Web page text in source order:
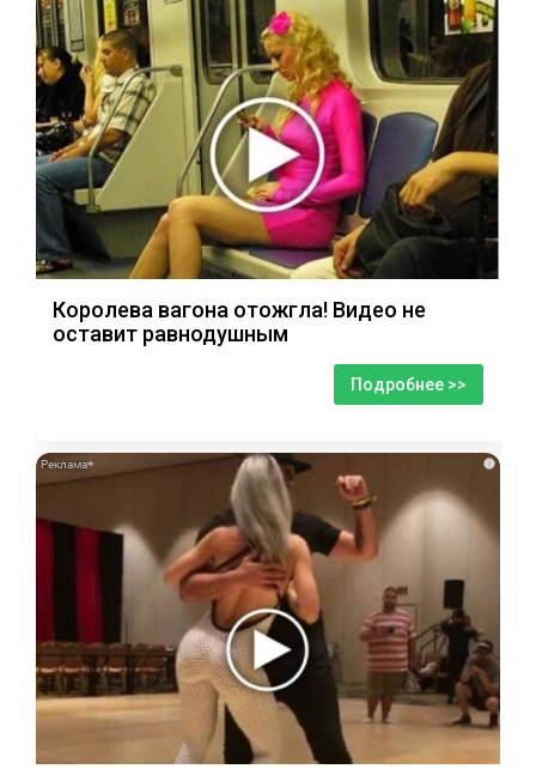
Королева вагона отожгла! Видео не
оставит равнодушным
Подробнее >>
i